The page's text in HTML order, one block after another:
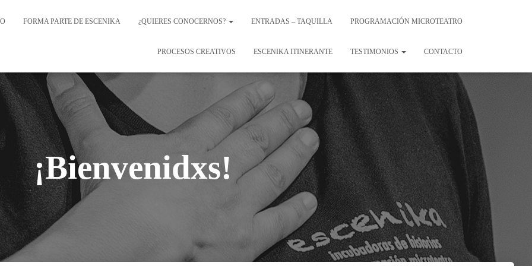
FORMA PARTE DE ESCENIKA ¿QUIERES CONOCERNOS? ENTRADAS – TAQUILLA PROGRAMACIÓN MICROTEATRO
PROCESOS CREATIVOS ESCENIKA ITINERANTE TESTIMONIOS CONTACTO
¡Bienvenidxs!